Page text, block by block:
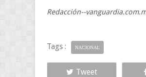
Redacción--
Tags : NACIONAL
Tweet